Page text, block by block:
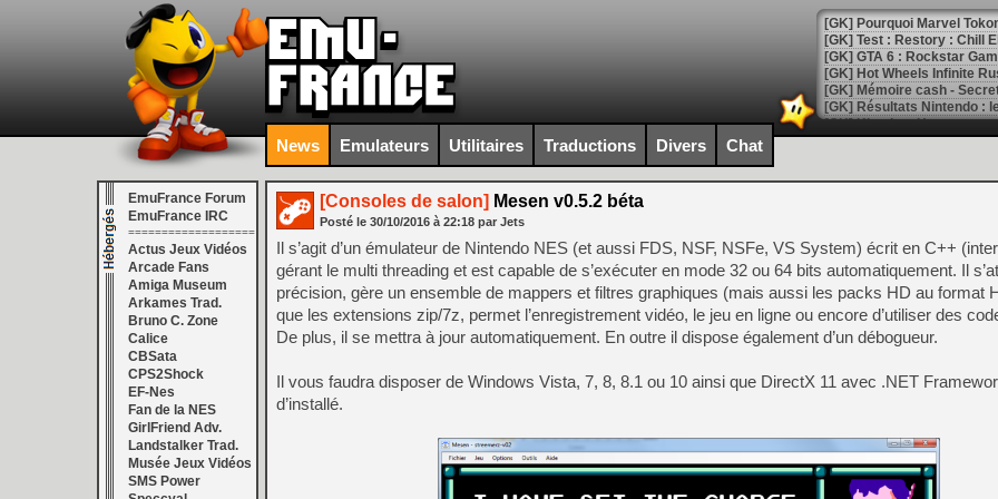
[GK] Pourquoi Marvel
[GK] Test : Restory : Chill
[GK] GTA 6 : Rockstar
[GK] Hot Wheels Infinite
[GK] Mémoire cash -
[GK] Résultats Nintendo :
[GK] Déjà des
[Mo5] Brickboy cherche à
[GK] Minecraft et ses «
[GK] Beast of
[GK] Ubisoft : fin de partie
[GK] Mémoire cash -
[GK] Dan Houser (GTA)
[GK] Comment EA Sports
[GK] Crimson Moon : un
[GK] Isle of Reveries : le
[GK] Moonlighter 2 : The
[GK] Capcom relance
[Mo5] Deux inédits du
[GK] Le beat'em up The
[GK] Endless Legend 2 :
News Emulateurs Utilitaires Traductions Divers Chat
EmuFrance Forum
EmuFrance IRC
===================
Actus Jeux Vidéos
Arcade Fans
Amiga Museum
Arkames Trad.
Bruno C. Zone
Calice
CBSata
CPS2Shock
EF-Nes
Fan de la NES
GirlFriend Adv.
Landstalker Trad.
Musée Jeux Vidéos
SMS Power
[Consoles de salon] Mesen v0.5.2 béta
Posté le 30/10/2016 à 22:18 par Jets
Il s’agit d’un émulateur de Nintendo NES (et aussi FDS, NSF, NSFe, VS System) écrit en C++
gérant le multi threading et est capable de s’exécuter en mode 32 ou 64 bits automatiquement. Il
précision, gère un ensemble de mappers et filtres graphiques (mais aussi les packs HD au format
que les extensions zip/7z, permet l’enregistrement vidéo, le jeu en ligne ou encore d’utiliser des
De plus, il se mettra à jour automatiquement. En outre il dispose également d’un débogueur.
Il vous faudra disposer de Windows Vista, 7, 8, 8.1 ou 10 ainsi que DirectX 11 avec .NET
d’installé.